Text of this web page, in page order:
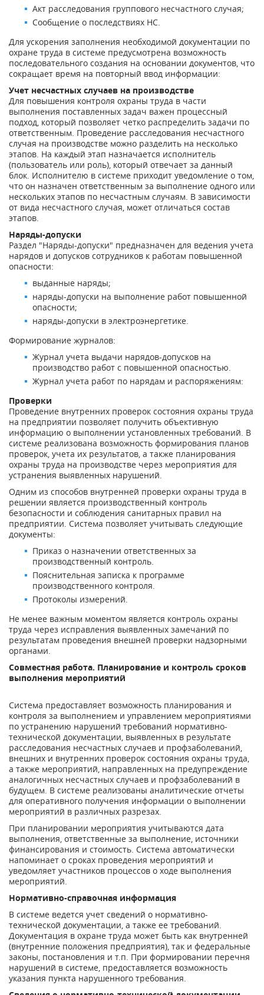
Акт расследования группового несчастного случая;
Сообщение о последствиях НС.
Для ускорения заполнения необходимой документации по
охране труда в системе предусмотрена возможность
последовательного создания на основании документов, что
сокращает время на повторный ввод информации:
Учет несчастных случаев на производстве
Для повышения контроля охраны труда в части
выполнения поставленных задач важен процессный
подход, который позволяет четко распределить задачи по
ответственным. Проведение расследования несчастного
случая на производстве можно разделить на несколько
этапов. На каждый этап назначается исполнитель
(пользователь или роль), который отвечает за данный
блок. Исполнителю в системе приходит уведомление о том,
что он назначен ответственным за выполнение одного или
нескольких этапов по несчастным случаям. В зависимости
от вида несчастного случая, может отличаться состав
этапов.
Наряды-допуски
Раздел "Наряды-допуски" предназначен для ведения учета
нарядов и допусков сотрудников к работам повышенной
опасности:
выданные наряды;
наряды-допуски на выполнение работ повышенной
опасности;
наряды-допуски в электроэнергетике.
Формирование журналов:
Журнал учета выдачи нарядов-допусков на
производство работ с повышенной опасностью.
Журнал учета работ по нарядам и распоряжениям:
Проверки
Проведение внутренних проверок состояния охраны труда
на предприятии позволяет получить объективную
информацию о выполнении установленных требований. В
системе реализована возможность формирования планов
проверок, учета их результатов, а также планирования
охраны труда на производстве через мероприятия для
устранения выявленных нарушений.
Одним из способов внутренней проверки охраны труда в
решении является производственный контроль
безопасности и соблюдения санитарных правил на
предприятии. Система позволяет учитывать следующие
документы:
Приказ о назначении ответственных за
производственный контроль.
Пояснительная записка к программе
производственного контроля.
Протоколы измерений.
Не менее важным моментом является контроль охраны
труда через исправления выявленных замечаний по
результатам проведения внешней проверки надзорными
органами.
Совместная работа. Планирование и контроль сроков
выполнения мероприятий
Система предоставляет возможность планирования и
контроля за выполнением и управлением мероприятиями
по устранению нарушений требований нормативно-
технической документации, выявленных в результате
расследования несчастных случаев и профзаболеваний,
внешних и внутренних проверок состояния охраны труда,
а также мероприятий, направленных на предупреждение
аналогичных несчастных случаев и профзаболеваний в
будущем. В системе реализованы аналитические отчеты
для оперативного получения информации о выполнении
мероприятий в различных разрезах.
При планировании мероприятия учитываются дата
выполнения, ответственные за выполнение, источники
финансирования и стоимость. Система автоматически
напоминает о сроках проведения мероприятий и
уведомляет участников процессов о ходе выполнения
мероприятий.
Нормативно-справочная информация
В системе ведется учет сведений о нормативно-
технической документации, а также ее требований.
Документация в охране труда может быть как внутренней
(внутренние положения предприятия), так и федеральные
законы, постановления и т.п. При формировании перечня
нарушений в системе, предоставляется возможность
указания пункта нарушенного требования.